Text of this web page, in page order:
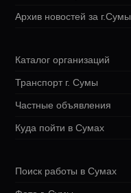
Архив новостей за г.Сумы
Каталог организаций
Транспорт г. Сумы
Частные объявления
Куда пойти в Сумах
Поиск работы в Сумах